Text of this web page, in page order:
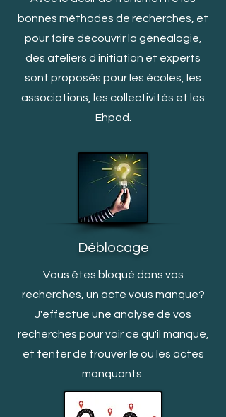
bonnes méthodes de recherches, et
pour faire découvrir la généalogie,
des ateliers d'initiation et experts
sont proposés pour les écoles, les
associations, les collectivités et les
Ehpad.
Déblocage
Vous êtes bloqué dans vos
recherches, un acte vous manque?
J'effectue une analyse de vos
recherches pour voir ce qu'il manque,
et tenter de trouver le ou les actes
manquants.